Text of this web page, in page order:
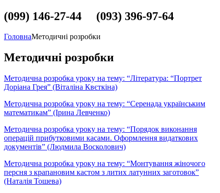
(099) 146-27-44 (093) 396-97-64
ГоловнаМетодичні розробки
Методичні розробки
Методична розробка уроку на тему: “Література: “Портрет
Доріана Грея” (Віталіна Квєткіна)
Методична розробка уроку на тему: “Серенада українським
математикам” (Ірина Левченко)
Методична розробка уроку на тему: “Порядок виконання
операцій прибутковими касами. Оформлення видаткових
документів” (Людмила Восколович)
Методична розробка уроку на тему: “Монтування жіночого
персня з крапановим кастом з литих латунних заготовок”
(Наталія Тошева)